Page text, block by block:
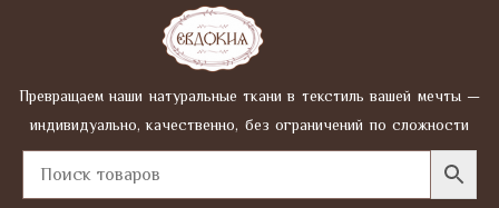
Превращаем наши натуральные ткани в текстиль вашей мечты —
индивидуально, качественно, без ограничений по сложности